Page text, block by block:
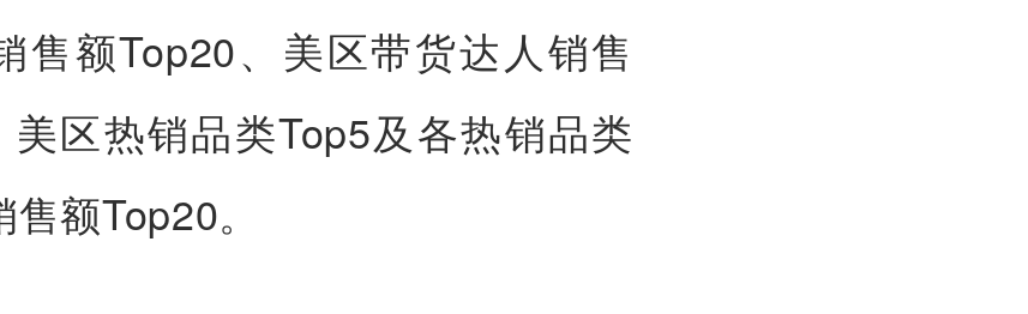
售额Top20、美区带货达人销售
美区热销品类Top5及各热销品类
额Top20。